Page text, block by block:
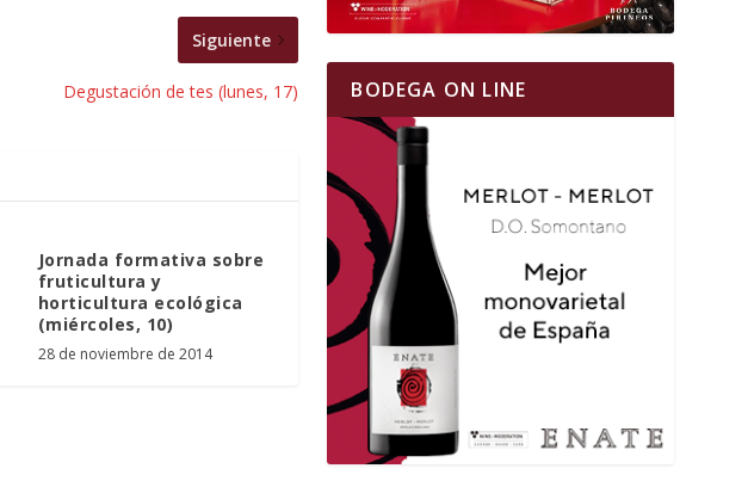
Siguiente
Degustación de tes (lunes, 17)
Jornada formativa sobre
fruticultura y
horticultura ecológica
(miércoles, 10)
28 de noviembre de 2014
BODEGA ON LINE